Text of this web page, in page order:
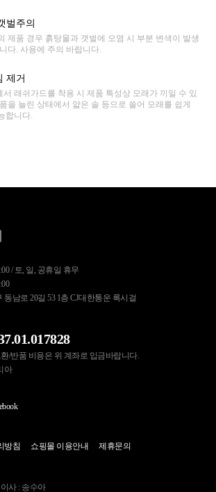
벌주의
제품 경우 흙탕물과 갯벌에 오염 시 부분 변색이 발생
다. 사용에 주의 바랍니다.
제거
서 래쉬가드를 착용 시 제품 특성상 모래가 끼일 수 있
을 늘린 상태에서 얇은 솔 등으로 쓸어 모래를 쉽게
합니다.
/ 토, 일, 공휴일 휴무
남로 20길 53 1층 CJ대한통운 록시걸
/반품 비용은 위 계좌로 입금바랍니다.
아
방침 쇼핑몰 이용안내 제휴문의
사 : 송수아